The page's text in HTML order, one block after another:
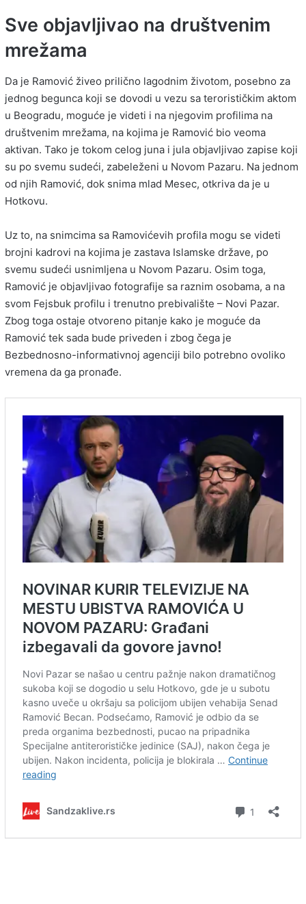
Sve objavljivao na društvenim
mrežama
Da je Ramović živeo prilično lagodnim životom, posebno za
jednog begunca koji se dovodi u vezu sa terorističkim aktom
u Beogradu, moguće je videti i na njegovim profilima na
društvenim mrežama, na kojima je Ramović bio veoma
aktivan. Tako je tokom celog juna i jula objavljivao zapise koji
su po svemu sudeći, zabeleženi u Novom Pazaru. Na jednom
od njih Ramović, dok snima mlad Mesec, otkriva da je u
Hotkovu.
Uz to, na snimcima sa Ramovićevih profila mogu se videti
brojni kadrovi na kojima je zastava Islamske države, po
svemu sudeći usnimljena u Novom Pazaru. Osim toga,
Ramović je objavljivao fotografije sa raznim osobama, a na
svom Fejsbuk profilu i trenutno prebivalište – Novi Pazar.
Zbog toga ostaje otvoreno pitanje kako je moguće da
Ramović tek sada bude priveden i zbog čega je
Bezbednosno-informativnoj agenciji bilo potrebno ovoliko
vremena da ga pronađe.